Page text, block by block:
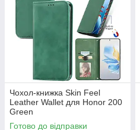
Чохол-книжка Skin Feel
Leather Wallet для Honor 200
Green
Готово до відправки